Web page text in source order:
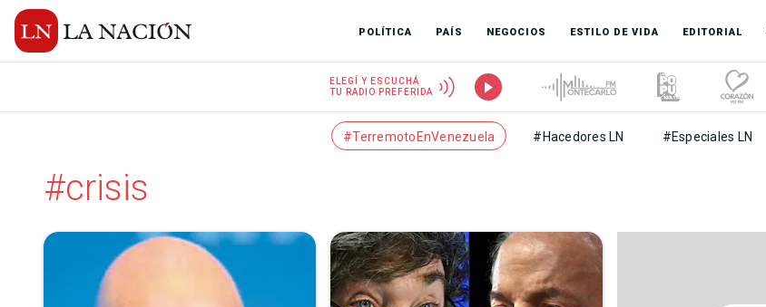
POLÍTICA PAÍS NEGOCIOS ESTILO DE VIDA EDITORIAL
ELEGÍ Y ESCUCHÁ
TU RADIO PREFERIDA
#TerremotoEnVenezuela #Hacedores LN #Especiales LN
#crisis